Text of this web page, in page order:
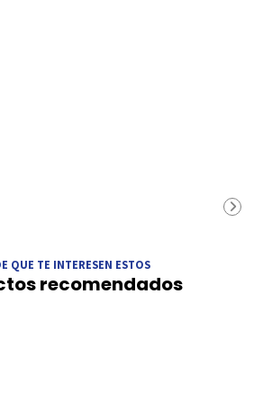
QUE TE INTERESEN ESTOS
recomendados